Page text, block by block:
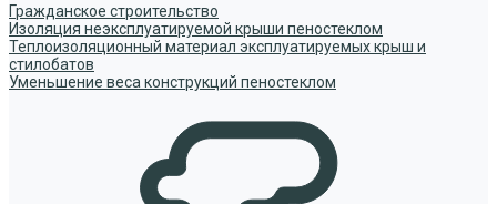
Гражданское строительство
Изоляция неэксплуатируемой крыши пеностеклом
Теплоизоляционный материал эксплуатируемых крыш и
стилобатов
Уменьшение веса конструкций пеностеклом